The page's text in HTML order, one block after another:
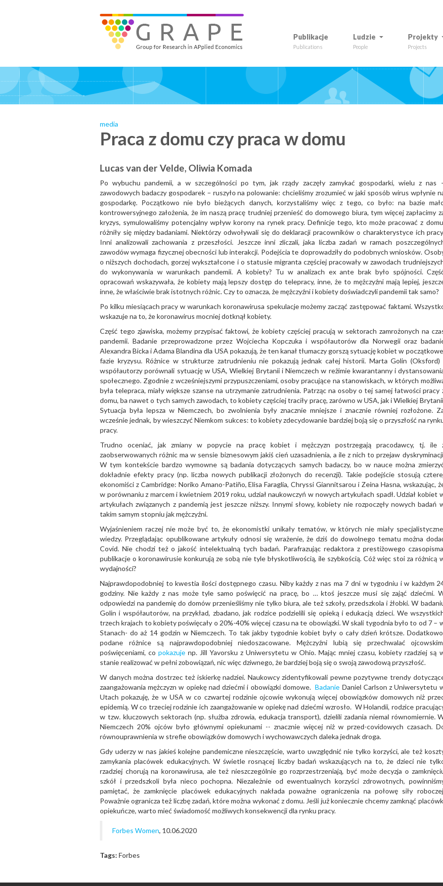
GRAPE - Group for Research in APplied Economics
Publikacje
Publications
Ludzie
People
Projekty
Projects
media
Praca z domu czy praca w domu
Lucas van der Velde, Oliwia Komada
Po wybuchu pandemii, a w szczególności po tym, jak rządy zaczęły zamykać gospodarki, wielu z nas
zawodowych badaczy gospodarek – ruszyło na polowanie: chcieliśmy zrozumieć w jaki sposób wirus wpłynie
gospodarkę. Początkowo nie było bieżących danych, korzystaliśmy więc z tego, co było: na bazie
kontrowersyjnego założenia, że im naszą pracę trudniej przenieść do domowego biura, tym więcej zapłacimy
kryzys, symulowaliśmy potencjalny wpływ korony na rynek pracy. Definicje tego, kto może pracować z
różniły się między badaniami. Niektórzy odwoływali się do deklaracji pracowników o charakterystyce ich
Inni analizowali zachowania z przeszłości. Jeszcze inni zliczali, jaka liczba zadań w ramach
zawodów wymaga fizycznej obecności lub interakcji. Podejścia te doprowadziły do podobnych wniosków.
o niższych dochodach, gorzej wykształcone i o statusie migranta częściej pracowały w zawodach
do wykonywania w warunkach pandemii. A kobiety? Tu w analizach ex ante brak było spójności.
opracowań wskazywała, że kobiety mają lepszy dostęp do telepracy, inne, że to mężczyźni mają lepiej,
inne, że właściwie brak istotnych różnic. Czy to oznacza, że mężczyźni i kobiety doświadczyli pandemii tak samo?
Po kilku miesiącach pracy w warunkach koronawirusa spekulacje możemy zacząć zastępować faktami.
wskazuje na to, że koronawirus mocniej dotknął kobiety.
Część tego zjawiska, możemy przypisać faktowi, że kobiety częściej pracują w sektorach zamrożonych na
pandemii. Badanie przeprowadzone przez Wojciecha Kopczuka i współautorów dla Norwegii oraz
Alexandra Bicka i Adama Blandina dla USA pokazują, że ten kanał tłumaczy gorszą sytuację kobiet w
fazie kryzysu. Różnice w strukturze zatrudnieniu nie pokazują jednak całej historii. Marta Golin (Oksford)
współautorzy porównali sytuację w USA, Wielkiej Brytanii i Niemczech w reżimie kwarantanny i
społecznego. Zgodnie z wcześniejszymi przypuszczeniami, osoby pracujące na stanowiskach, w których
była telepraca, miały większe szanse na utrzymanie zatrudnienia. Patrząc na osoby o tej samej łatwości pracy
domu, ba nawet o tych samych zawodach, to kobiety częściej traciły pracę, zarówno w USA, jak i Wielkiej
Sytuacja była lepsza w Niemczech, bo zwolnienia były znacznie mniejsze i znacznie równiej rozłożone.
wcześnie jednak, by wieszczyć Niemkom sukces: to kobiety zdecydowanie bardziej boją się o przyszłość na
pracy.
Trudno oceniać, jak zmiany w popycie na pracę kobiet i mężczyzn postrzegają pracodawcy, tj. ile
zaobserwowanych różnic ma w sensie biznesowym jakiś cień uzasadnienia, a ile z nich to przejaw
W tym kontekście bardzo wymowne są badania dotyczących samych badaczy, bo w nauce można
dokładnie efekty pracy (np. liczba nowych publikacji złożonych do recenzji). Takie podejście stosują
ekonomiści z Cambridge: Noriko Amano-Patiño, Elisa Faraglia, Chryssi Giannitsarou i Zeina Hasna, wskazując,
w porównaniu z marcem i kwietniem 2019 roku, udział naukowczyń w nowych artykułach spadł. Udział kobiet
artykułach związanych z pandemią jest jeszcze niższy. Innymi słowy, kobiety nie rozpoczęły nowych badań
takim samym stopniu jak mężczyźni.
Wyjaśnieniem raczej nie może być to, że ekonomistki unikały tematów, w których nie miały
wiedzy. Przeglądając opublikowane artykuły odnosi się wrażenie, że dziś do dowolnego tematu można
Covid. Nie chodzi też o jakość intelektualną tych badań. Parafrazując redaktora z prestiżowego
publikacje o koronawirusie konkurują ze sobą nie tyle błyskotliwością, ile szybkością. Cóż więc stoi za różnicą
wydajności?
Najprawdopodobniej to kwestia ilości dostępnego czasu. Niby każdy z nas ma 7 dni w tygodniu i w każdym
godziny. Nie każdy z nas może tyle samo poświęcić na pracę, bo … ktoś jeszcze musi się zająć dziećmi.
odpowiedzi na pandemię do domów przenieśliśmy nie tylko biura, ale też szkoły, przedszkola i żłobki. W
Golin i współautorów, na przykład, zbadano, jak rodzice podzielili się opieką i edukacją dzieci. We
trzech krajach to kobiety poświęcały o 20%-40% więcej czasu na te obowiązki. W skali tygodnia było to od 7 –
Stanach- do aż 14 godzin w Niemczech. To tak jakby tygodnie kobiet były o cały dzień krótsze.
podane różnice są najprawdopodobniej niedoszacowane. Mężczyźni lubią się przechwalać
poświęceniami, copokazuje np. Jill Yavorsku z Uniwersytetu w Ohio. Mając mniej czasu, kobiety rzadziej są
stanie realizować w pełni zobowiązań, nic więc dziwnego, że bardziej boją się o swoją zawodową przyszłość.
W danych można dostrzec też iskierkę nadziei. Naukowcy zidentyfikowali pewne pozytywne trendy
zaangażowania mężczyzn w opiekę nad dziećmi i obowiązki domowe.Badanie Daniel Carlson z Uniwersytetu
Utach pokazuję, że w USA w co czwartej rodzinie ojcowie wykonują więcej obowiązków domowych niż
epidemią. W co trzeciej rodzinie ich zaangażowanie w opiekę nad dziećmi wzrosło. W Holandii, rodzice
w tzw. kluczowych sektorach (np. służba zdrowia, edukacja transport), dzielili zadania niemal równomiernie.
Niemczech 20% ojców było głównymi opiekunami -- znacznie więcej niż w przed-covidowych czasach.
równouprawnienia w strefie obowiązków domowych i wychowawczych daleka jednak droga.
Gdy uderzy w nas jakieś kolejne pandemiczne nieszczęście, warto uwzględnić nie tylko korzyści, ale też
zamykania placówek edukacyjnych. W świetle rosnącej liczby badań wskazujących na to, że dzieci nie
rzadziej chorują na koronawirusa, ale też nieszczególnie go rozprzestrzeniają, być może decyzja o
szkół i przedszkoli była nieco pochopna. Niezależnie od ewentualnych korzyści zdrowotnych,
pamiętać, że zamknięcie placówek edukacyjnych nakłada poważne ograniczenia na połowę siły
Poważnie ogranicza też liczbę zadań, które można wykonać z domu. Jeśli już koniecznie chcemy zamknąć
opiekuńcze, warto mieć świadomość możliwych konsekwencji dla rynku pracy.
Forbes Women, 10.06.2020
Tags: Forbes